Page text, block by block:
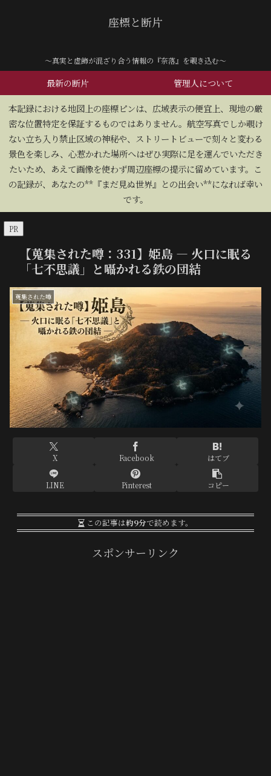
座標と断片
～真実と虚飾が混ざり合う情報の『奈落』を覗き込む～
最新の断片 管理人について
​本記録における地図上の座標ピンは、広域表示の便宜上、現地の厳
密な位置特定を保証するものではありません。航空写真でしか覗け
ない立ち入り禁止区域の神秘や、ストリートビューで刻々と変わる
景色を楽しみ、心惹かれた場所へはぜひ実際に足を運んでいただき
たいため、あえて画像を使わず周辺座標の提示に留めています。こ
の記録が、あなたの**『まだ見ぬ世界』との出会い**になれば幸い
です。
PR
【蒐集された噂：331】姫島 — 火口に眠る
「七不思議」と囁かれる鉄の団結
蒐集された噂
X Facebook はてブ
LINE Pinterest コピー
この記事は約9分で読めます。
スポンサーリンク